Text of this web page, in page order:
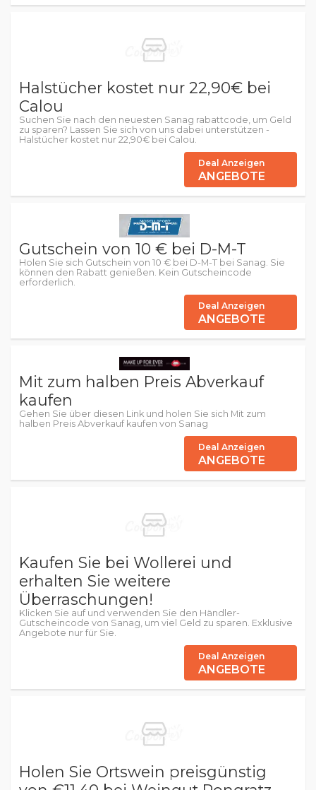
Halstücher kostet nur 22,90€ bei
Calou
Suchen Sie nach den neuesten Sanag rabattcode, um Geld
zu sparen? Lassen Sie sich von uns dabei unterstützen -
Halstücher kostet nur 22,90€ bei Calou.
Deal Anzeigen
ANGEBOTE
Gutschein von 10 € bei D-M-T
Holen Sie sich Gutschein von 10 € bei D-M-T bei Sanag. Sie
können den Rabatt genießen. Kein Gutscheincode
erforderlich.
Deal Anzeigen
ANGEBOTE
Mit zum halben Preis Abverkauf
kaufen
Gehen Sie über diesen Link und holen Sie sich Mit zum
halben Preis Abverkauf kaufen von Sanag
Deal Anzeigen
ANGEBOTE
Kaufen Sie bei Wollerei und
erhalten Sie weitere
Überraschungen!
Klicken Sie auf und verwenden Sie den Händler-
Gutscheincode von Sanag, um viel Geld zu sparen. Exklusive
Angebote nur für Sie.
Deal Anzeigen
ANGEBOTE
Holen Sie Ortswein preisgünstig